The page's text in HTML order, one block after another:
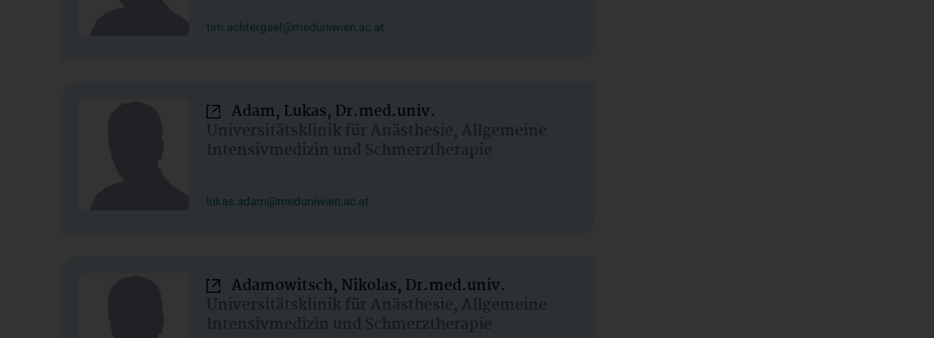
tim.achtergael@meduniwien.ac.at
Adam, Lukas, Dr.med.univ.
Universitätsklinik für Anästhesie, Allgemeine
Intensivmedizin und Schmerztherapie
lukas.adam@meduniwien.ac.at
Adamowitsch, Nikolas, Dr.med.univ.
Universitätsklinik für Anästhesie, Allgemeine
Intensivmedizin und Schmerztherapie